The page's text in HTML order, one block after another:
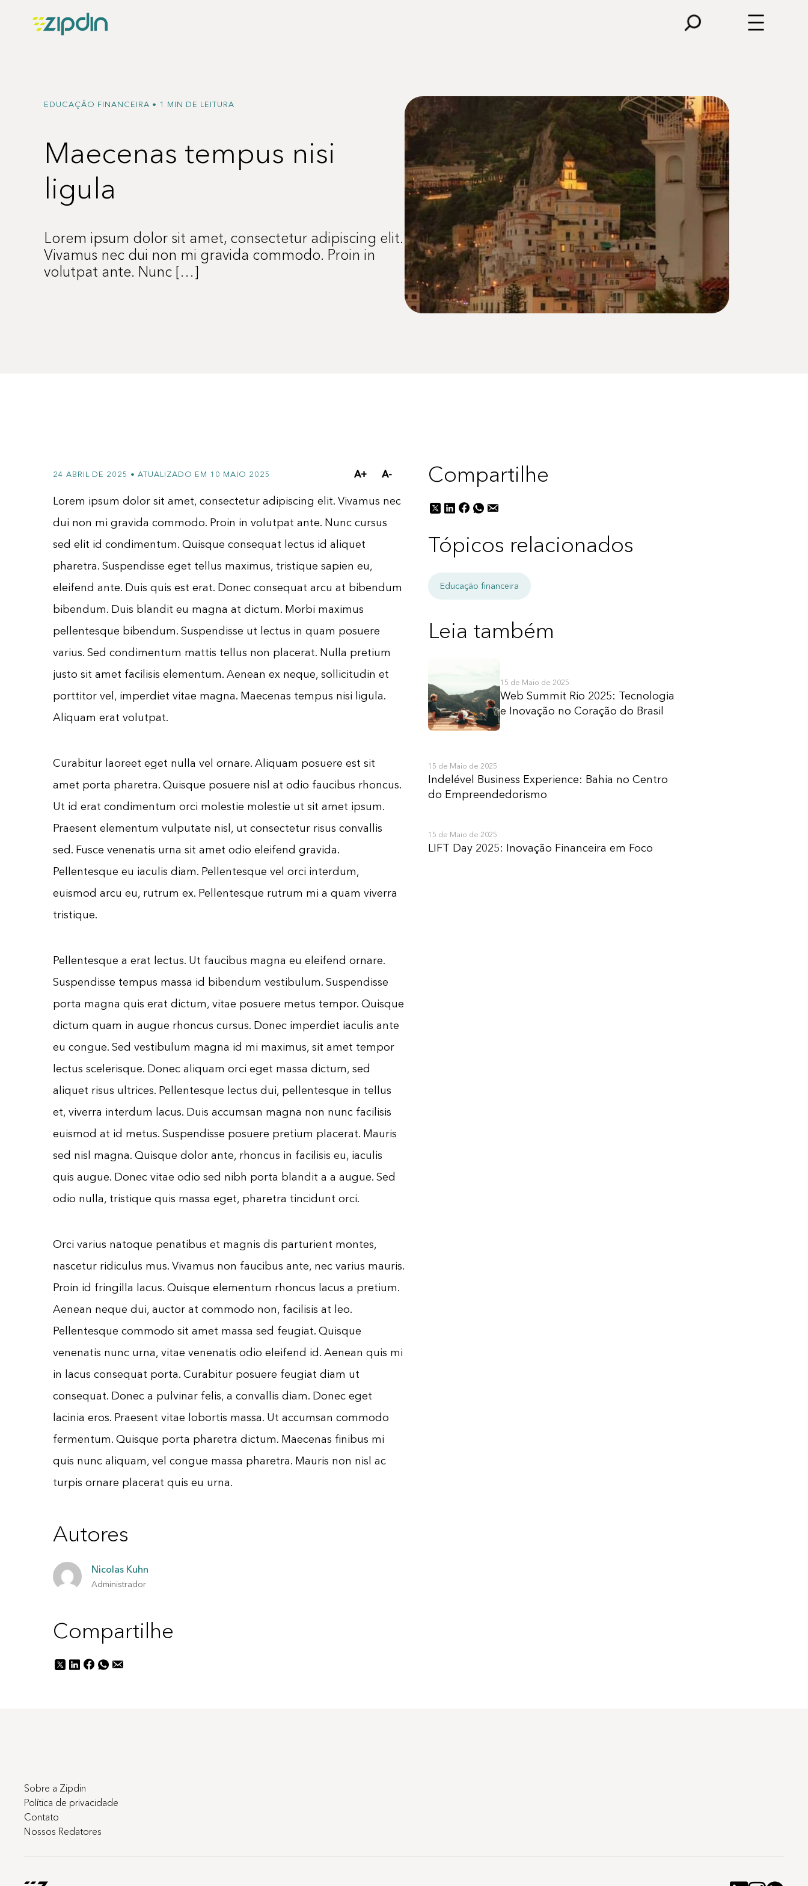
Blog
Educação financeira
Empreendedorismo
Eventos
Notícias
Segurança Digital
Nossos Redatores
Novidades
Para você
Crédito Consignado
Privado
Saque Aniversário FGTS
Para a sua empresa
Bank As A Service
Crédito Pessoa Jurídica
Sobre a Zipdin
Nossos Redatores
EDUCAÇÃO FINANCEIRA • 1 MIN DE LEITURA
Maecenas tempus nisi
ligula
Lorem ipsum dolor sit amet, consectetur adipiscing elit.
Vivamus nec dui non mi gravida commodo. Proin in
volutpat ante. Nunc […]
24 ABRIL DE 2025 • ATUALIZADO EM 10 MAIO 2025 A+ A-
Lorem ipsum dolor sit amet, consectetur adipiscing elit. Vivamus nec
dui non mi gravida commodo. Proin in volutpat ante. Nunc cursus
sed elit id condimentum. Quisque consequat lectus id aliquet
pharetra. Suspendisse eget tellus maximus, tristique sapien eu,
eleifend ante. Duis quis est erat. Donec consequat arcu at bibendum
bibendum. Duis blandit eu magna at dictum. Morbi maximus
pellentesque bibendum. Suspendisse ut lectus in quam posuere
varius. Sed condimentum mattis tellus non placerat. Nulla pretium
justo sit amet facilisis elementum. Aenean ex neque, sollicitudin et
porttitor vel, imperdiet vitae magna. Maecenas tempus nisi ligula.
Aliquam erat volutpat.
Curabitur laoreet eget nulla vel ornare. Aliquam posuere est sit
amet porta pharetra. Quisque posuere nisl at odio faucibus rhoncus.
Ut id erat condimentum orci molestie molestie ut sit amet ipsum.
Praesent elementum vulputate nisl, ut consectetur risus convallis
sed. Fusce venenatis urna sit amet odio eleifend gravida.
Pellentesque eu iaculis diam. Pellentesque vel orci interdum,
euismod arcu eu, rutrum ex. Pellentesque rutrum mi a quam viverra
tristique.
Pellentesque a erat lectus. Ut faucibus magna eu eleifend ornare.
Suspendisse tempus massa id bibendum vestibulum. Suspendisse
porta magna quis erat dictum, vitae posuere metus tempor. Quisque
dictum quam in augue rhoncus cursus. Donec imperdiet iaculis ante
eu congue. Sed vestibulum magna id mi maximus, sit amet tempor
lectus scelerisque. Donec aliquam orci eget massa dictum, sed
aliquet risus ultrices. Pellentesque lectus dui, pellentesque in tellus
et, viverra interdum lacus. Duis accumsan magna non nunc facilisis
euismod at id metus. Suspendisse posuere pretium placerat. Mauris
sed nisl magna. Quisque dolor ante, rhoncus in facilisis eu, iaculis
quis augue. Donec vitae odio sed nibh porta blandit a a augue. Sed
odio nulla, tristique quis massa eget, pharetra tincidunt orci.
Orci varius natoque penatibus et magnis dis parturient montes,
nascetur ridiculus mus. Vivamus non faucibus ante, nec varius mauris.
Proin id fringilla lacus. Quisque elementum rhoncus lacus a pretium.
Aenean neque dui, auctor at commodo non, facilisis at leo.
Pellentesque commodo sit amet massa sed feugiat. Quisque
venenatis nunc urna, vitae venenatis odio eleifend id. Aenean quis mi
in lacus consequat porta. Curabitur posuere feugiat diam ut
consequat. Donec a pulvinar felis, a convallis diam. Donec eget
lacinia eros. Praesent vitae lobortis massa. Ut accumsan commodo
fermentum. Quisque porta pharetra dictum. Maecenas finibus mi
quis nunc aliquam, vel congue massa pharetra. Mauris non nisl ac
turpis ornare placerat quis eu urna.
Autores
Nicolas Kuhn
Administrador
Compartilhe
Compartilhe
Tópicos relacionados
Educação financeira
Leia também
15 de Maio de 2025
Web Summit Rio 2025: Tecnologia
e Inovação no Coração do Brasil
15 de Maio de 2025
Indelével Business Experience: Bahia no Centro
do Empreendedorismo
15 de Maio de 2025
LIFT Day 2025: Inovação Financeira em Foco
Sobre a Zipdin
Política de privacidade
Contato
Nossos Redatores